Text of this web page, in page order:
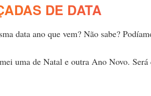
DE DATA
data ano que vem? Não sabe?
uma de Natal e outra Ano Novo.